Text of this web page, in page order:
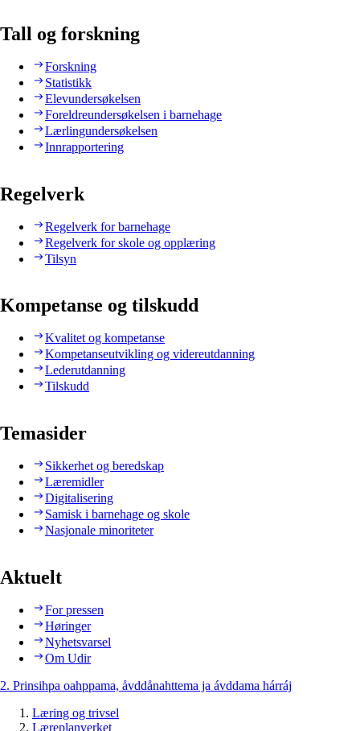
Tall og forskning
Forskning
Statistikk
Elevundersøkelsen
Foreldreundersøkelsen i barnehage
Lærlingundersøkelsen
Innrapportering
Regelverk
Regelverk for barnehage
Regelverk for skole og opplæring
Tilsyn
Kompetanse og tilskudd
Kvalitet og kompetanse
Kompetanseutvikling og videreutdanning
Lederutdanning
Tilskudd
Temasider
Sikkerhet og beredskap
Læremidler
Digitalisering
Samisk i barnehage og skole
Nasjonale minoriteter
Aktuelt
For pressen
Høringer
Nyhetsvarsel
Om Udir
2. Prinsihpa oahppama, åvddånahttema ja ávddama hárráj
Læring og trivsel
Læreplanverket